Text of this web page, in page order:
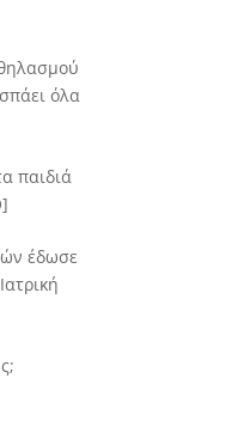
όλα
παιδιά
έδωσε